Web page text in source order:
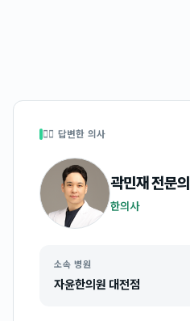
👩‍⚕️ 답변한 의사
곽민재전문의
한의사
소속 병원
자윤한의원 대전점